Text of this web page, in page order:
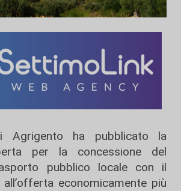
Agrigento ha pubblicato la
per la concessione del
pubblico locale con il
economicamente più